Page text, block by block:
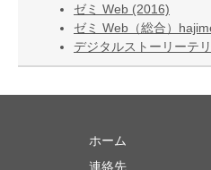
ゼミ Web (2016)
ゼミ Web（総合）
デジタルストーリーテ
ホーム
連絡先